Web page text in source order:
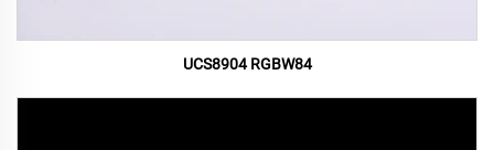
UCS8904 RGBW84